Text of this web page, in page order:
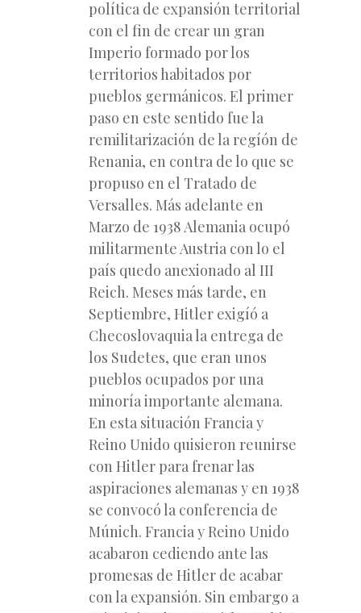
política de expansión territorial
con el fin de crear un gran
Imperio formado por los
territorios habitados por
pueblos germánicos. El primer
paso en este sentido fue la
remilitarización de la regíón de
Renania, en contra de lo que se
propuso en el Tratado de
Versalles. Más adelante en
Marzo de 1938 Alemania ocupó
militarmente Austria con lo el
país quedo anexionado al III
Reich. Meses más tarde, en
Septiembre, Hitler exigíó a
Checoslovaquia la entrega de
los Sudetes, que eran unos
pueblos ocupados por una
minoría importante alemana.
En esta situación Francia y
Reino Unido quisieron reunirse
con Hitler para frenar las
aspiraciones alemanas y en 1938
se convocó la conferencia de
Múnich. Francia y Reino Unido
acabaron cediendo ante las
promesas de Hitler de acabar
con la expansión. Sin embargo a